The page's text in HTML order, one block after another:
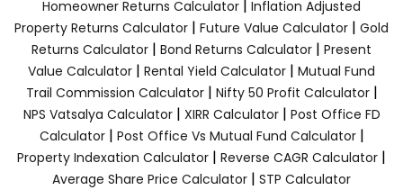
Homeowner Returns Calculator | Inflation Adjusted
Property Returns Calculator | Future Value Calculator | Gold
Returns Calculator | Bond Returns Calculator | Present
Value Calculator | Rental Yield Calculator | Mutual Fund
Trail Commission Calculator| Nifty 50 Profit Calculator|
NPS Vatsalya Calculator| XIRR Calculator| Post Office FD
Calculator| Post Office Vs Mutual Fund Calculator|
Property Indexation Calculator | Reverse CAGR Calculator |
Average Share Price Calculator | STP Calculator